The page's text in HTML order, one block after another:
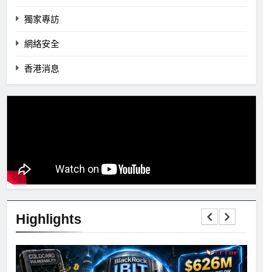
獨家專訪
網絡安全
香港消息
Highlights